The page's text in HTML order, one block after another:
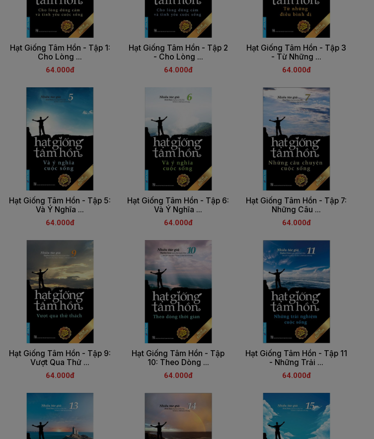
Hạt Giống Tâm Hồn - Tập 1:
Cho Lòng ...
64.000đ
Hạt Giống Tâm Hồn - Tập 2
- Cho Lòng ...
64.000đ
Hạt Giống Tâm Hồn - Tập 3
- Từ Những ...
64.000đ
Hạt Giống Tâm Hồn - Tập 5:
Và Ý Nghĩa ...
64.000đ
Hạt Giống Tâm Hồn - Tập 6:
Và Ý Nghĩa ...
64.000đ
Hạt Giống Tâm Hồn - Tập 7:
Những Câu ...
64.000đ
Hạt Giống Tâm Hồn - Tập 9:
Vượt Qua Thử ...
64.000đ
Hạt Giống Tâm Hồn - Tập
10: Theo Dòng ...
64.000đ
Hạt Giống Tâm Hồn - Tập 11
- Những Trải ...
64.000đ